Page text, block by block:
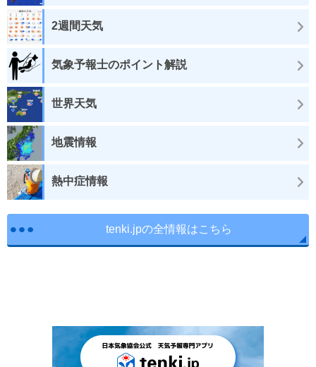
2週間天気
気象予報士のポイント解説
世界天気
地震情報
熱中症情報
tenki.jpの全情報はこちら